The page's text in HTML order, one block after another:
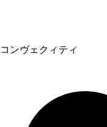
コンヴェクィティ